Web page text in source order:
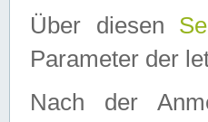
Über diesen
Parameter der
Nach der